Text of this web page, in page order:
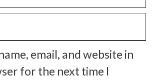
email, and website in
for the next time I